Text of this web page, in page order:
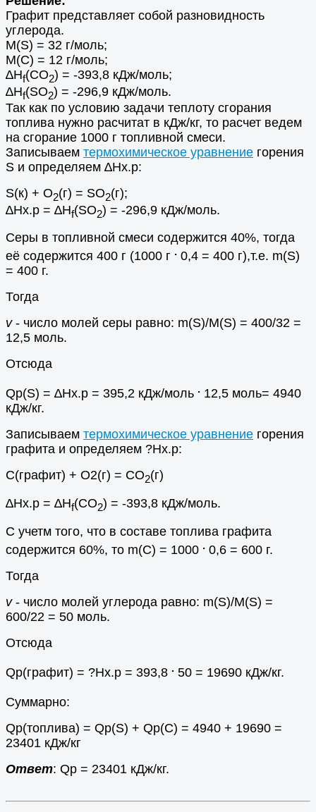
Графит представляет собой разновидность
углерода.
М(S) = 32 г/моль;
M(C) = 12 г/моль;
∆Нf(CO2) = -393,8 кДж/моль;
∆Нf(SO2) = -296,9 кДж/моль.
Так как по условию задачи теплоту сгорания
топлива нужно расчитат в кДж/кг, то расчет ведем
на сгорание 1000 г топливной смеси.
Записываем термохимическое уравнение горения
S и определяем ∆Hх.р:
S(к) + O2(г) = SO2(г);
∆Hх.р = ∆Нf(SO2) = -296,9 кДж/моль.
Серы в топливной смеси содержится 40%, тогда
её содержится 400 г (1000 г . 0,4 = 400 г),т.е. m(S)
= 400 г.
Тогда
v- число молей серы равно: m(S)/M(S) = 400/32 =
12,5 моль.
Отсюда
Qр(S) = ∆Hх.р = 395,2 кДж/моль . 12,5 моль= 4940
кДж/кг.
Записываем термохимическое уравнение горения
графита и определяем ?Hх.р:
С(графит) + О2(г) = СО2(г)
∆Hх.р = ∆Нf(СO2) = -393,8 кДж/моль.
С учетм того, что в составе топлива графита
содержится 60%, то m(C) = 1000 . 0,6 = 600 г.
Тогда
v - число молей углерода равно: m(S)/M(S) =
600/22 = 50 моль.
Отсюда
Qр(графит) = ?Hх.р = 393,8 . 50 = 19690 кДж/кг.
Суммарно:
Qр(топлива) = Qр(S) + Qр(C) = 4940 + 19690 =
23401 кДж/кг
Ответ: Qр = 23401 кДж/кг.